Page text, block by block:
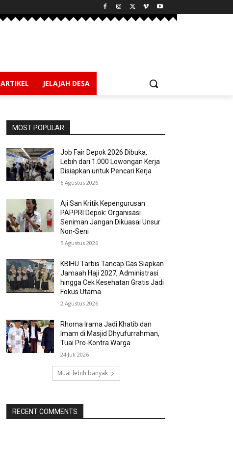
ARTIKEL JELAJAH DESA
MOST POPULAR
Job Fair Depok 2026 Dibuka,
Lebih dari 1.000 Lowongan Kerja
Disiapkan untuk Pencari Kerja
6 Agustus 2026
Aji San Kritik Kepengurusan
PAPPRI Depok: Organisasi
Seniman Jangan Dikuasai Unsur
Non-Seni
5 Agustus 2026
KBIHU Tarbis Tancap Gas Siapkan
Jamaah Haji 2027, Administrasi
hingga Cek Kesehatan Gratis Jadi
Fokus Utama
2 Agustus 2026
Rhoma Irama Jadi Khatib dan
Imam di Masjid Dhyufurrahman,
Tuai Pro-Kontra Warga
24 Juli 2026
Muat lebih banyak
RECENT COMMENTS